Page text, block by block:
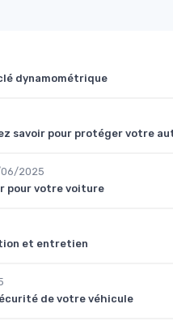
dynamométrique
savoir pour protéger votre
2025
pour votre voiture
et entretien
de votre véhicule